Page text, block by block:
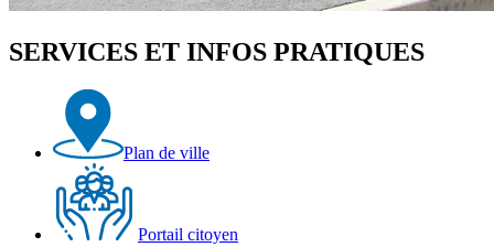
SERVICES ET INFOS PRATIQUES
Plan de ville
Portail citoyen